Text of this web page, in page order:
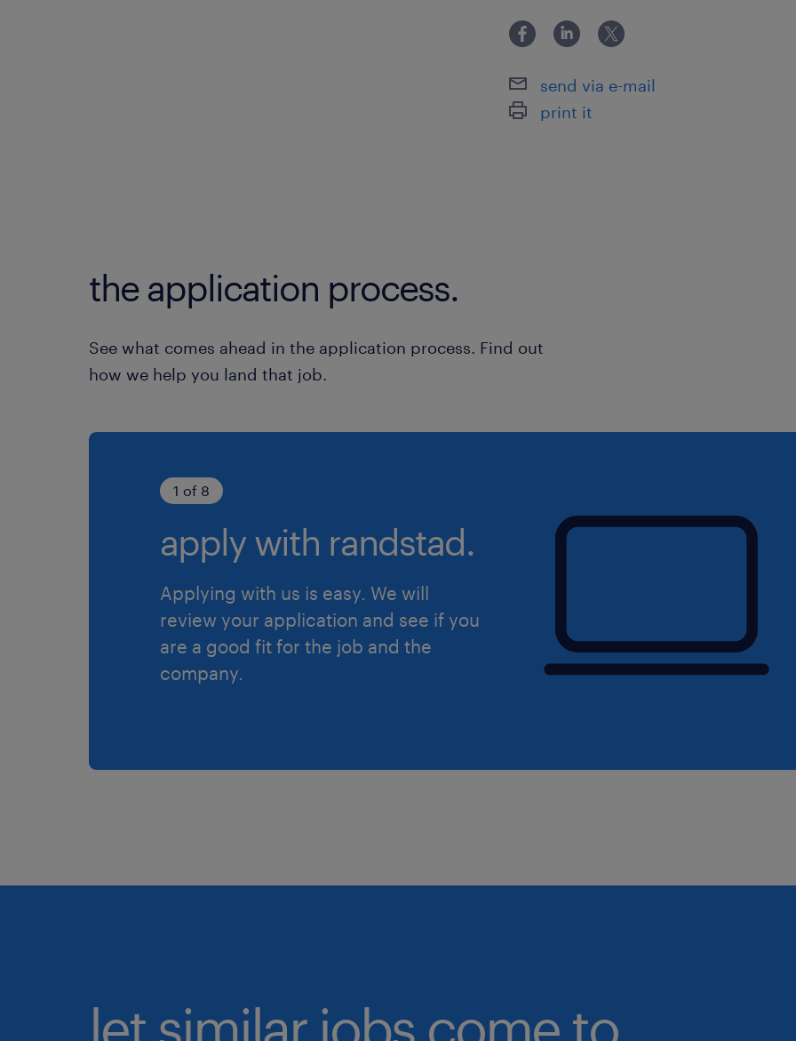
語力 - 蓄電関連製品に関する知見 - 論理
ション能力 - 新しい知識
send via e-mail
print it
the application process.
See what comes ahead in the application process. Find out
how we help you land that job.
1 of 8
apply with randstad.
Applying with us is easy. We will
review your application and see if you
are a good fit for the job and the
company.
let similar jobs come to